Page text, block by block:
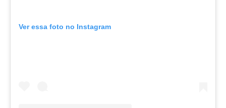
Ver essa foto no Instagram